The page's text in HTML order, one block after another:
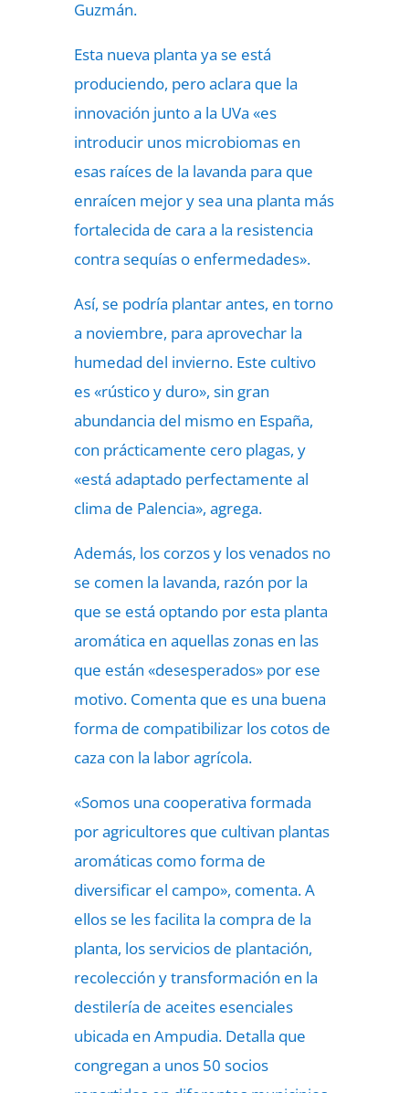
Guzmán.
Esta nueva planta ya se está
produciendo, pero aclara que la
innovación junto a la UVa «es
introducir unos microbiomas en
esas raíces de la lavanda para que
enraícen mejor y sea una planta más
fortalecida de cara a la resistencia
contra sequías o enfermedades».
Así, se podría plantar antes, en torno
a noviembre, para aprovechar la
humedad del invierno. Este cultivo
es «rústico y duro», sin gran
abundancia del mismo en España,
con prácticamente cero plagas, y
«está adaptado perfectamente al
clima de Palencia», agrega.
Además, los corzos y los venados no
se comen la lavanda, razón por la
que se está optando por esta planta
aromática en aquellas zonas en las
que están «desesperados» por ese
motivo. Comenta que es una buena
forma de compatibilizar los cotos de
caza con la labor agrícola.
«Somos una cooperativa formada
por agricultores que cultivan plantas
aromáticas como forma de
diversificar el campo», comenta. A
ellos se les facilita la compra de la
planta, los servicios de plantación,
recolección y transformación en la
destilería de aceites esenciales
ubicada en Ampudia. Detalla que
congregan a unos 50 socios